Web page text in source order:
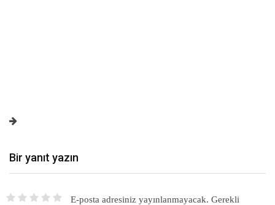
Bir yanıt yazın
E-posta adresiniz yayınlanmayacak. Gerekli